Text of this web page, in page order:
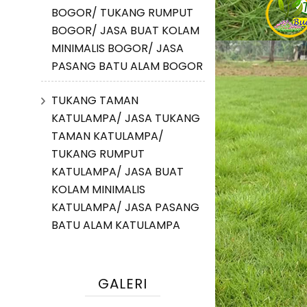
BOGOR/ TUKANG RUMPUT
BOGOR/ JASA BUAT KOLAM
MINIMALIS BOGOR/ JASA
PASANG BATU ALAM BOGOR
TUKANG TAMAN
KATULAMPA/ JASA TUKANG
TAMAN KATULAMPA/
TUKANG RUMPUT
KATULAMPA/ JASA BUAT
KOLAM MINIMALIS
KATULAMPA/ JASA PASANG
BATU ALAM KATULAMPA
GALERI